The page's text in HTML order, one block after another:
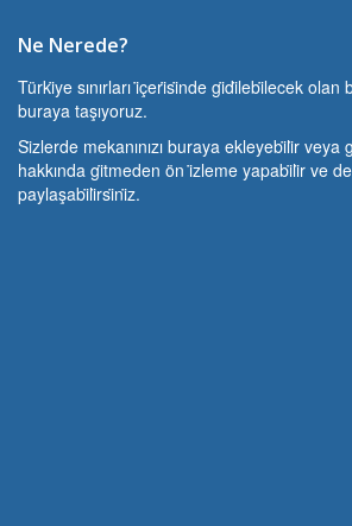
Ne Nerede?
Türki̇ye sınırları i̇çeri̇si̇nde gi̇di̇lebi̇lecek olan
buraya taşıyoruz.
Si̇zlerde mekanınızı buraya ekleyebi̇li̇r
hakkında gi̇tmeden ön i̇zleme yapabi̇li̇r ve
paylaşabi̇li̇rsi̇ni̇z.